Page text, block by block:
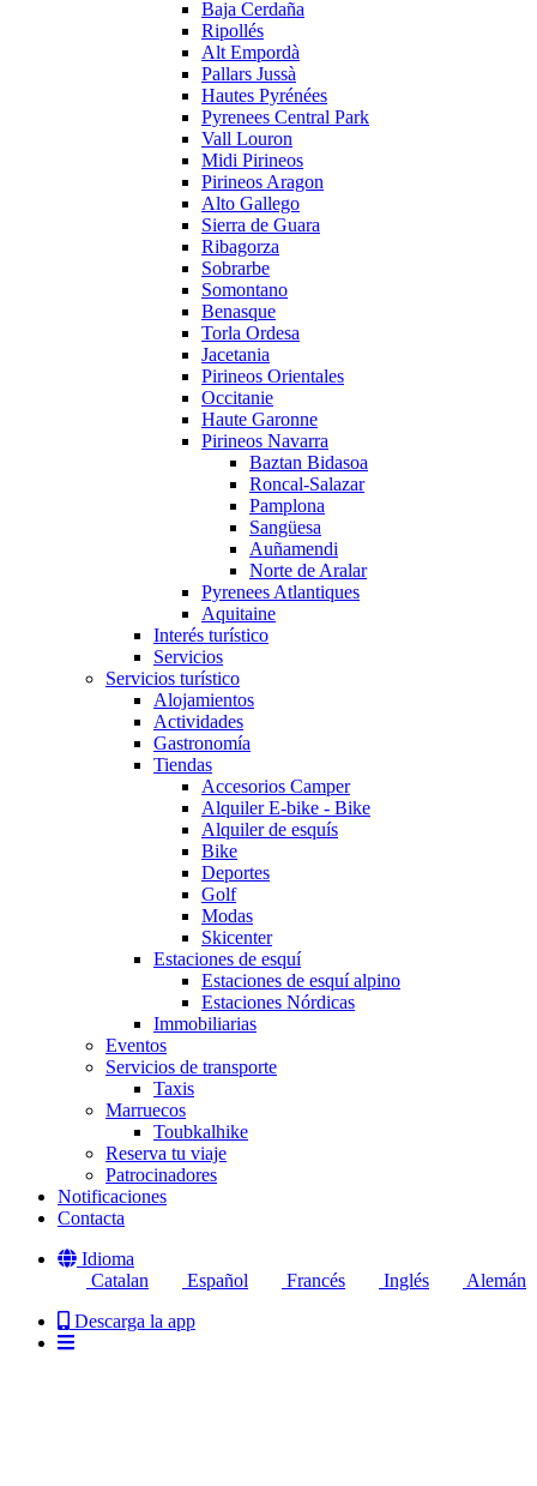
Baja Cerdaña
Ripollés
Alt Empordà
Pallars Jussà
Hautes Pyrénées
Pyrenees Central Park
Vall Louron
Midi Pirineos
Pirineos Aragon
Alto Gallego
Sierra de Guara
Ribagorza
Sobrarbe
Somontano
Benasque
Torla Ordesa
Jacetania
Pirineos Orientales
Occitanie
Haute Garonne
Pirineos Navarra
Baztan Bidasoa
Roncal-Salazar
Pamplona
Sangüesa
Auñamendi
Norte de Aralar
Pyrenees Atlantiques
Aquitaine
Interés turístico
Servicios
Servicios turístico
Alojamientos
Actividades
Gastronomía
Tiendas
Accesorios Camper
Alquiler E-bike - Bike
Alquiler de esquís
Bike
Deportes
Golf
Modas
Skicenter
Estaciones de esquí
Estaciones de esquí alpino
Estaciones Nórdicas
Immobiliarias
Eventos
Servicios de transporte
Taxis
Marruecos
Toubkalhike
Reserva tu viaje
Patrocinadores
Notificaciones
Contacta
Idioma
Catalan
Español Francés Inglés
Alemán
Descarga la app